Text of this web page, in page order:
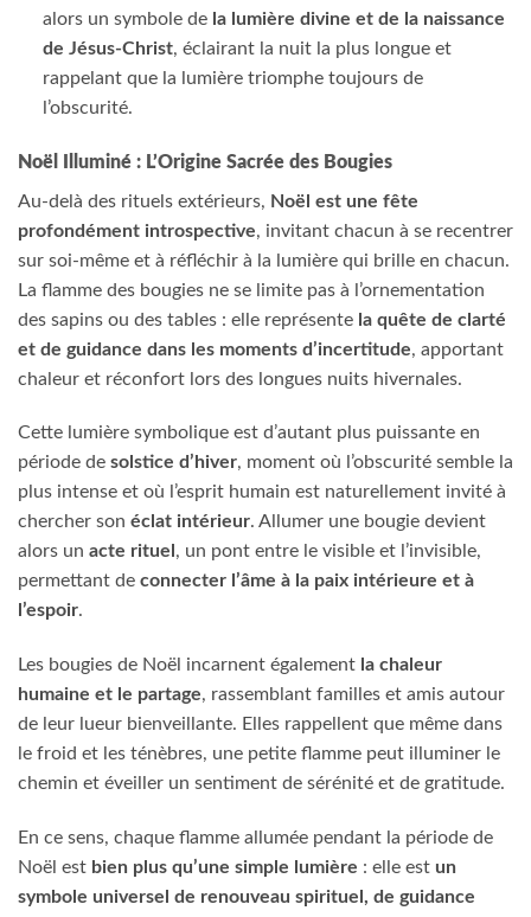
alors un symbole de la lumière divine et de la naissance
de Jésus-Christ, éclairant la nuit la plus longue et
rappelant que la lumière triomphe toujours de
l’obscurité.
Noël Illuminé : L’Origine Sacrée des Bougies
Au-delà des rituels extérieurs, Noël est une fête
profondément introspective, invitant chacun à se recentrer
sur soi-même et à réfléchir à la lumière qui brille en chacun.
La flamme des bougies ne se limite pas à l’ornementation
des sapins ou des tables : elle représente la quête de clarté
et de guidance dans les moments d’incertitude, apportant
chaleur et réconfort lors des longues nuits hivernales.
Cette lumière symbolique est d’autant plus puissante en
période de solstice d’hiver, moment où l’obscurité semble la
plus intense et où l’esprit humain est naturellement invité à
chercher son éclat intérieur. Allumer une bougie devient
alors un acte rituel , un pont entre le visible et l’invisible,
permettant de connecter l’âme à la paix intérieure et à
l’espoir.
Les bougies de Noël incarnent également la chaleur
humaine et le partage, rassemblant familles et amis autour
de leur lueur bienveillante. Elles rappellent que même dans
le froid et les ténèbres, une petite flamme peut illuminer le
chemin et éveiller un sentiment de sérénité et de gratitude.
En ce sens, chaque flamme allumée pendant la période de
Noël est bien plus qu’une simple lumière : elle est un
symbole universel de renouveau spirituel, de guidance